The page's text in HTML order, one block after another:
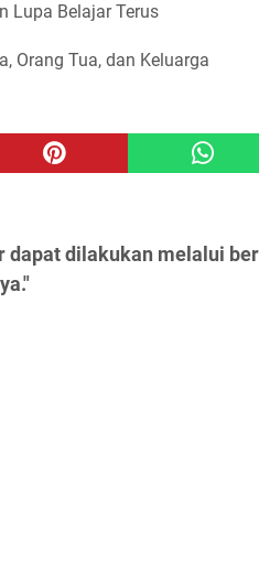
Lupa Belajar Terus
Orang Tua, dan Keluarga
dapat dilakukan melalui